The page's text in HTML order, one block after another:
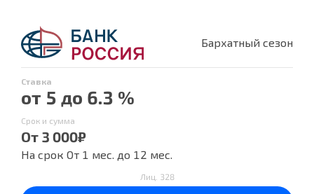
Бархатный сезон
Ставка
от 5 до 6.3 %
Срок и сумма
От 3 000₽
На срок От 1 мес. до 12 мес.
Лиц. 328